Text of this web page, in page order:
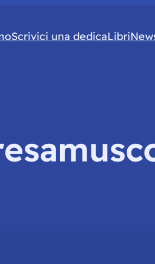
Scrivici una dedicaLibri